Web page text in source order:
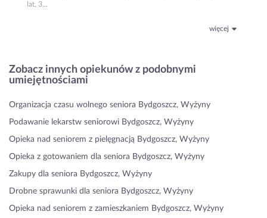
lat, 3...
więcej
Zobacz innych opiekunów z podobnymi
umiejętnościami
Organizacja czasu wolnego seniora Bydgoszcz, Wyżyny
Podawanie lekarstw seniorowi Bydgoszcz, Wyżyny
Opieka nad seniorem z pielęgnacją Bydgoszcz, Wyżyny
Opieka z gotowaniem dla seniora Bydgoszcz, Wyżyny
Zakupy dla seniora Bydgoszcz, Wyżyny
Drobne sprawunki dla seniora Bydgoszcz, Wyżyny
Opieka nad seniorem z zamieszkaniem Bydgoszcz, Wyżyny